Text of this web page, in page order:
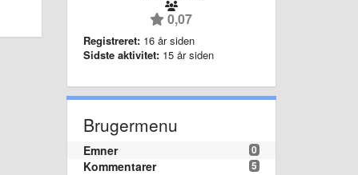
0,07
Registreret: 16 år siden
Sidste aktivitet: 15 år siden
Brugermenu
0
Emner
5
Kommentarer